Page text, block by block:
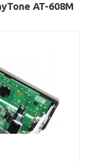
AT-608M